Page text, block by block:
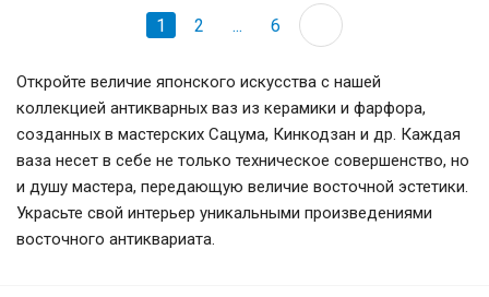
1 2 ... 6
Откройте величие японского искусства с нашей
коллекцией антикварных ваз из керамики и фарфора,
созданных в мастерских Сацума, Кинкодзан и др. Каждая
ваза несет в себе не только техническое совершенство, но
и душу мастера, передающую величие восточной эстетики.
Украсьте свой интерьер уникальными произведениями
восточного антиквариата.